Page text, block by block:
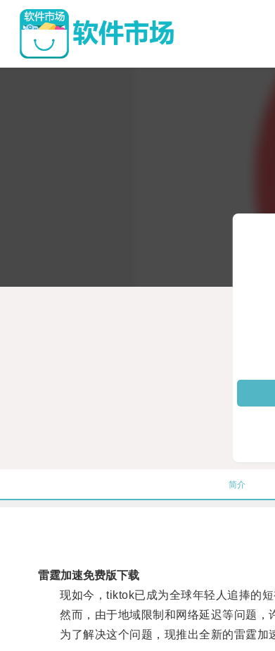
简介
雷霆加速免费版下载
现如今，tiktok已成为全球年轻人追捧的短
然而，由于地域限制和网络延迟等问题，
为了解决这个问题，现推出全新的雷霆加